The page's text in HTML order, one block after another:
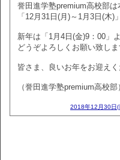
誉田進学塾premium高校部は
「12月31日(月)～1月3日(木)
新年は「1月4日(金)9：00」
どうぞよろしくお願い致しま
皆さま、良いお年をお迎えく
（誉田進学塾premium高校部
2018年12月30日